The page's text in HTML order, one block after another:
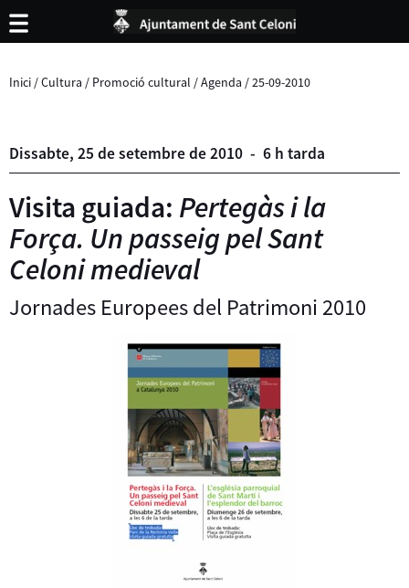
Inici /Cultura / Promoció cultural /Agenda /25-09-2010
Dissabte, 25 desetembrede2010 - 6 h tarda
Visita guiada: Pertegàs i la
Força. Un passeig pel Sant
Celoni medieval
Jornades Europees del Patrimoni 2010